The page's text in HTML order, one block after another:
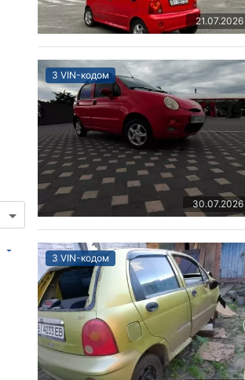
21.07.2026
З VIN-кодом
30.07.2026
З VIN-кодом